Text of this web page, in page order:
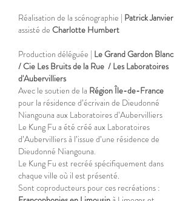
Réalisation de la scénographie | Patrick Janvier
assisté de Charlotte Humbert
Production déléguée | Le Grand Gardon Blanc
/ Cie Les Bruits de la Rue / Les Laboratoires
d'Aubervilliers
Avec le soutien de la Région Île-de-France
pour la résidence d’écrivain de Dieudonné
Niangouna aux Laboratoires d’Aubervilliers
Le Kung Fu a été créé aux Laboratoires
d’Aubervilliers à l’issue d’une résidence de
Dieudonné Niangouna.
Le Kung Fu est recréé spécifiquement dans
chaque ville où il est présenté.
Sont coproducteurs pour ces recréations :